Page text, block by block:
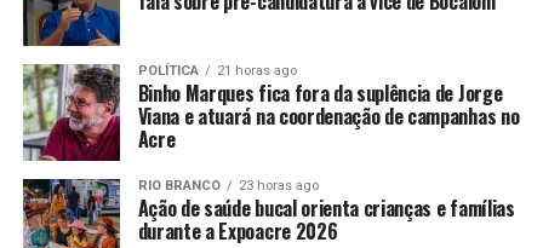
POLÍTICA 21 horas ago
Binho Marques fica fora da suplência de Jorge
Viana e atuará na coordenação de campanhas no
Acre
RIO BRANCO 23 horas ago
Ação de saúde bucal orienta crianças e famílias
durante a Expoacre 2026